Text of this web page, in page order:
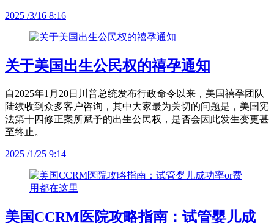
2025 /3/16 8:16
关于美国出生公民权的禧孕通知
自2025年1月20日川普总统发布行政命令以来，美国禧孕团队
陆续收到众多客户咨询，其中大家最为关切的问题是，美国宪
法第十四修正案所赋予的出生公民权，是否会因此发生变更甚
至终止。
2025 /1/25 9:14
美国CCRM医院攻略指南：试管婴儿成